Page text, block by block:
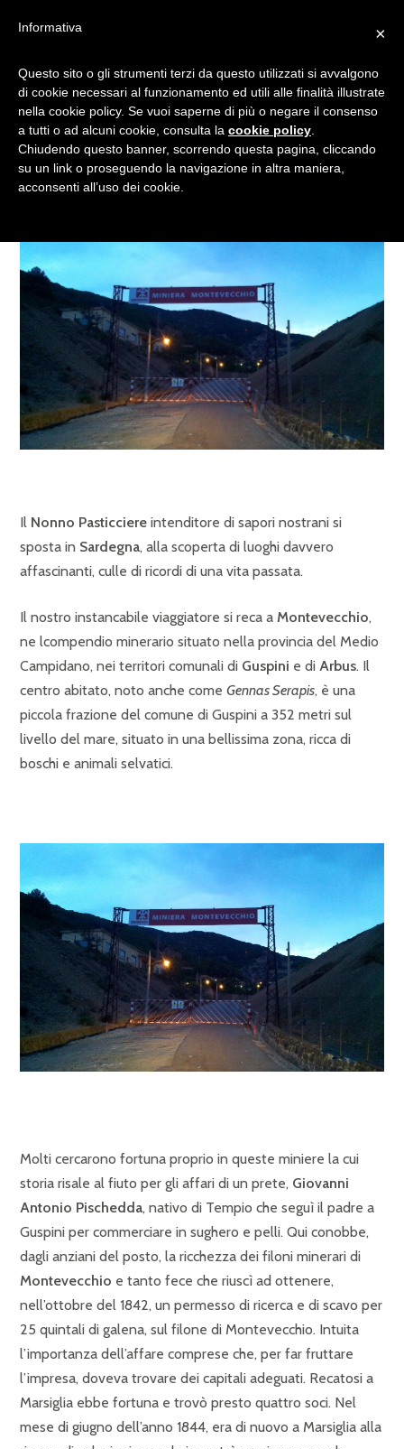
COLAZIONE A
MONTEVECCHIO: UNA
MINIERA DI RICORDI!
Il Nonno Pasticciere intenditore di sapori nostrani si
sposta in Sardegna, alla scoperta di luoghi davvero
affascinanti, culle di ricordi di una vita passata.
Il nostro instancabile viaggiatore si reca a Montevecchio,
ne lcompendio minerario situato nella provincia del Medio
Campidano, nei territori comunali di Guspini e di Arbus. Il
centro abitato, noto anche come Gennas Serapis, è una
piccola frazione del comune di Guspini a 352 metri sul
livello del mare, situato in una bellissima zona, ricca di
boschi e animali selvatici.
Molti cercarono fortuna proprio in queste miniere la cui
storia risale al fiuto per gli affari di un prete, Giovanni
Antonio Pischedda, nativo di Tempio che seguì il padre a
Guspini per commerciare in sughero e pelli. Qui conobbe,
dagli anziani del posto, la ricchezza dei filoni minerari di
Montevecchio e tanto fece che riuscì ad ottenere,
nell’ottobre del 1842, un permesso di ricerca e di scavo per
25 quintali di galena, sul filone di Montevecchio. Intuita
l’importanza dell’affare comprese che, per far fruttare
l’impresa, doveva trovare dei capitali adeguati. Recatosi a
Marsiglia ebbe fortuna e trovò presto quattro soci. Nel
mese di giugno dell’anno 1844, era di nuovo a Marsiglia alla
×
Informativa
Questo sito o gli strumenti terzi da questo utilizzati si avvalgono
di cookie necessari al funzionamento ed utili alle finalità illustrate
nella cookie policy. Se vuoi saperne di più o negare il consenso
a tutti o ad alcuni cookie, consulta la cookie policy
Chiudendo questo banner, scorrendo questa pagina, cliccando
su un link o proseguendo la navigazione in altra maniera,
acconsenti all’uso dei cookie.